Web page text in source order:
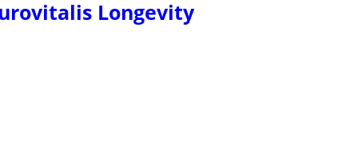
Longevity